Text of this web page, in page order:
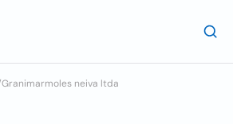
Granimarmoles neiva ltda